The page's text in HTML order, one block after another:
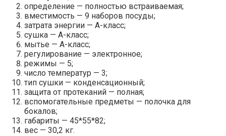
определение — полностью встраиваемая;
вместимость — 9 наборов посуды;
затрата энергии — А-класс;
сушка — А-класс;
мытье — А-класс;
регулирование — электронное;
режимы — 5;
число температур — 3;
тип сушки — конденсационный;
защита от протеканий — полная;
вспомогательные предметы — полочка для
бокалов;
габариты — 45*55*82;
вес — 30,2 кг.